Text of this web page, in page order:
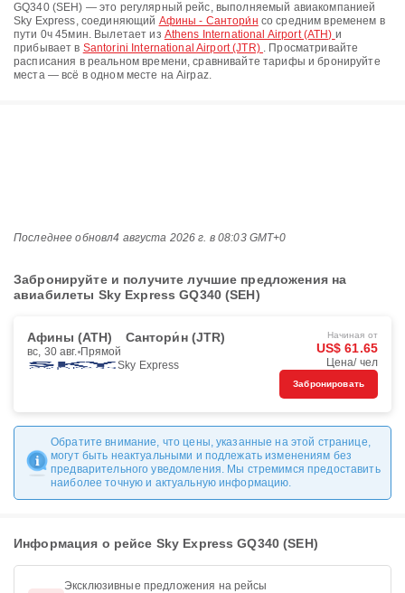
GQ340(SEH) — это регулярный рейс, выполняемый авиакомпанией
Sky Express, соединяющий Афины - Сантори́н со средним временем в
пути 0ч 45мин. Вылетает из Athens International Airport (ATH) и
прибывает в Santorini International Airport (JTR) . Просматривайте
расписания в реальном времени, сравнивайте тарифы и бронируйте
места — всё в одном месте на Airpaz.
Последнее обновл4 августа 2026 г. в 08:03 GMT+0
Забронируйте и получите лучшие предложения на
авиабилеты Sky Express GQ340 (SEH)
Афины (ATH) Сантори́н (JTR)
вс, 30 авг. Прямой
Sky Express
Начиная от
US$ 61.65
Цена/ чел
Забронировать
Обратите внимание, что цены, указанные на этой странице,
могут быть неактуальными и подлежать изменениям без
предварительного уведомления. Мы стремимся предоставить
наиболее точную и актуальную информацию.
Информация о рейсе Sky Express GQ340 (SEH)
Эксклюзивные предложения на рейсы